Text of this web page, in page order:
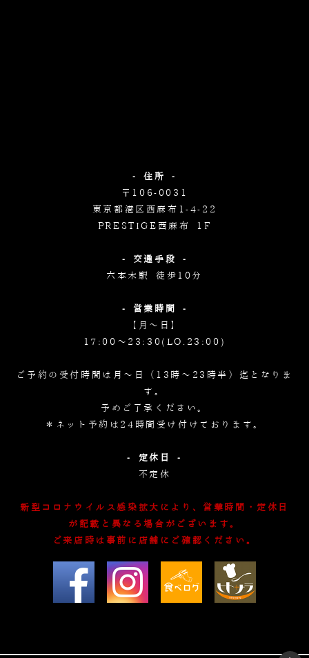
- 住所 -
〒106-0031
東京都港区西麻布1-4-22
PRESTIGE西麻布 1F
- 交通手段 -
六本木駅 徒歩10分
- 営業時間 -
【月～日】
17:00～23:30(LO.23:00)
ご予約の受付時間は月～日（13時～23時半）迄となりま
す。
予めご了承ください。
＊ネット予約は24時間受け付けております。
- 定休日 -
不定休
新型コロナウイルス感染拡大により、営業時間・定休日
が記載と異なる場合がございます。
ご来店時は事前に店舗にご確認ください。